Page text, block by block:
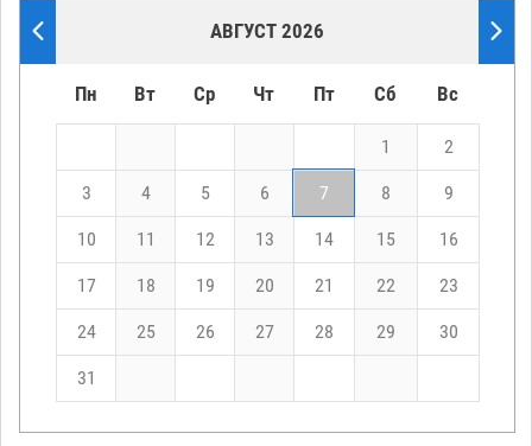
АВГУСТ 2026
Пн Вт Ср Чт Пт Сб Вс
1 2
3 4 5 6 7 8 9
10 11 12 13 14 15 16
17 18 19 20 21 22 23
24 25 26 27 28 29 30
31